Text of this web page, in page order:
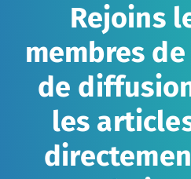
Rejoins
membres
de
les